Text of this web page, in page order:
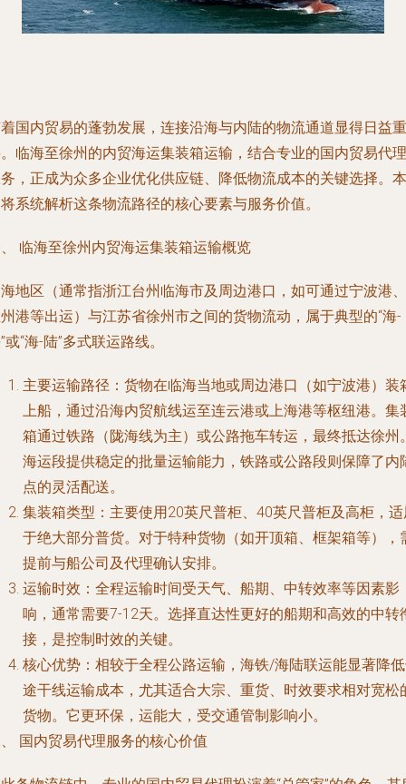
国内贸易的蓬勃发展，连接沿海与内陆的物流通道显得日益重
临海至徐州的内贸海运集装箱运输，结合专业的国内贸易代理
，正成为众多企业优化供应链、降低物流成本的关键选择。本
系统解析这条物流路径的核心要素与服务价值。
临海至徐州内贸海运集装箱运输概览
地区（通常指浙江台州临海市及周边港口，如可通过宁波港、
港等出运）与江苏省徐州市之间的货物流动，属于典型的“海-
或“海-陆”多式联运路线。
主要运输路径：货物在临海当地或周边港口（如宁波港）装
上船，通过沿海内贸航线运至连云港或上海港等枢纽港。集
箱通过铁路（陇海线为主）或公路拖车转运，最终抵达徐州
海运段提供稳定的批量运输能力，铁路或公路段则保障了内
点的灵活配送。
集装箱类型：主要使用20英尺普柜、40英尺普柜及高柜，
于绝大部分普货。对于特种货物（如开顶箱、框架箱等），
提前与船公司及代理确认安排。
运输时效：全程运输时间受天气、船期、中转效率等因素影
响，通常需要7-12天。选择直达性更好的船期和高效的中转
接，是控制时效的关键。
核心优势：相较于全程公路运输，海铁/海陆联运能显著降
途干线运输成本，尤其适合大宗、重货、时效要求相对宽松
货物。它更环保，运能大，受交通管制影响小。
国内贸易代理服务的核心价值